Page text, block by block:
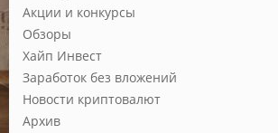
Акции и конкурсы
Обзоры
Хайп Инвест
Заработок без вложений
Новости криптовалют
Архив